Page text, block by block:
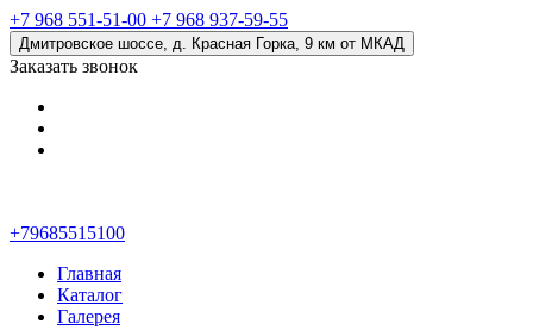
+7 968 551-51-00 +7 968 937-59-55
Дмитровское шоссе, д. Красная Горка, 9 км от МКАД
Заказать звонок
+79685515100
Главная
Каталог
Галерея